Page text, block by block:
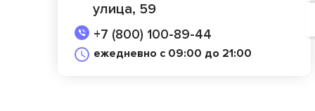
улица, 59
+7 (800) 100-89-44
ежедневно с 09:00 до 21:00